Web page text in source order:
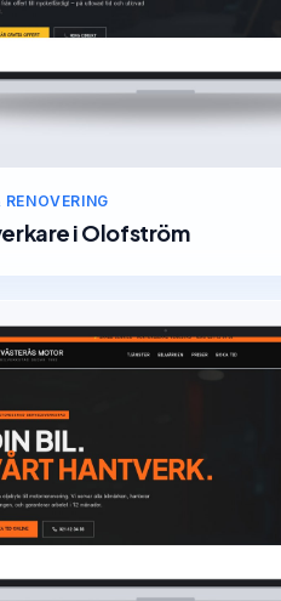
RENOVERING
iOlofström